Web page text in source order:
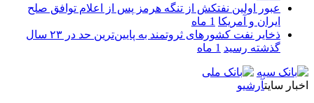
عبور اولین نفتکش از تنگه هرمز پس از اعلام توافق صلح
ایران و آمریکا 1 ماه
ذخایر نفت کشورهای ثروتمند به پایین‌ترین حد در ۲۳ سال
گذشته رسید 1 ماه
اخبار سایتآرشیو